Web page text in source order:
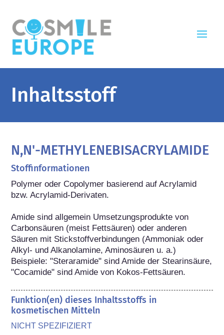
Inhaltsstoff
N,N'-METHYLENEBISACRYLAMIDE
Stoffinformationen
Polymer oder Copolymer basierend auf Acrylamid
bzw. Acrylamid-Derivaten.
Amide sind allgemein Umsetzungsprodukte von
Carbonsäuren (meist Fettsäuren) oder anderen
Säuren mit Stickstoffverbindungen (Ammoniak oder
Alkyl- und Alkanolamine, Aminosäuren u. a.)
Beispiele: "Steraramide" sind Amide der Stearinsäure,
"Cocamide" sind Amide von Kokos-Fettsäuren.
Funktion(en) dieses Inhaltsstoffs in
kosmetischen Mitteln
NICHT SPEZIFIZIERT